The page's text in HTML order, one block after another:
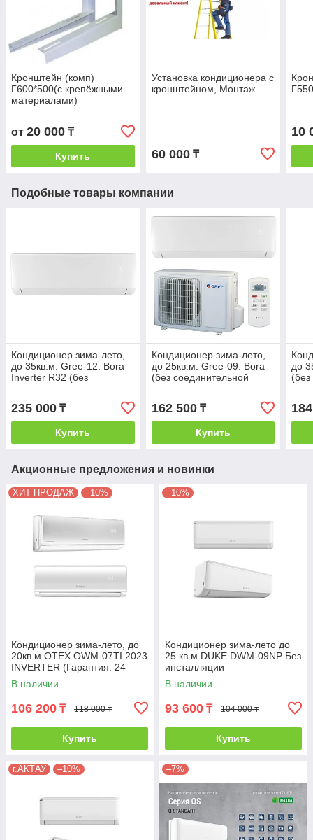
Кронштейн (комп)
Г600*500(с крепёжными
материалами)
от 20 000 ₸
Купить
Установка кондиционера с
кронштейном, Монтаж
60 000₸
10
Подобные товары компании
Кондиционер зима-лето,
до 35кв.м. Gree-12: Bora
Inverter R32 (без
235 000 ₸
Купить
Кондиционер зима-лето,
до 25кв.м. Gree-09: Bora
(без соединительной
162 500₸
Купить
до
Акционные предложения и новинки
ХИТ ПРОДАЖ –10%
Кондиционер зима-лето, до
20кв.м OTEX OWM-07TI 2023
INVERTER (Гарантия: 24
мес) + монтажный комплект
В наличии
106 200 ₸ 118 000 ₸
Купить
–10%
Кондиционер зима-лето до
25 кв.м DUKE DWM-09NP Без
инсталляции
В наличии
93 600 ₸ 104 000 ₸
Купить
г.АКТАУ –10% –7%